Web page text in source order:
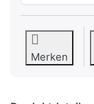
Merken